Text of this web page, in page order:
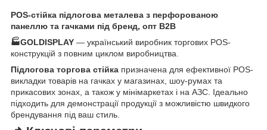
POS-стійка підлогова металева з перфорованою
панеллю та гачками під бренд, опт B2B
🏭GOLDISPLAY — український виробник торгових POS-
конструкцій з повним циклом виробництва.
Підлогова торгова стійка призначена для ефективної POS-
викладки товарів на гачках у магазинах, шоу-румах та
прикасових зонах, а також у мінімаркетах і на АЗС. Ідеально
підходить для демонстрації продукції з можливістю швидкого
брендування під ваш стиль.